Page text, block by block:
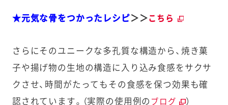
★元気な骨をつかったレシピ＞＞こちら
さらにそのユニークな多孔質な構造から、焼き菓
子や揚げ物の生地の構造に入り込み食感をサクサ
クさせ、時間がたってもその食感を保つ効果も確
認されています。（実際の使用例の ブログ ）